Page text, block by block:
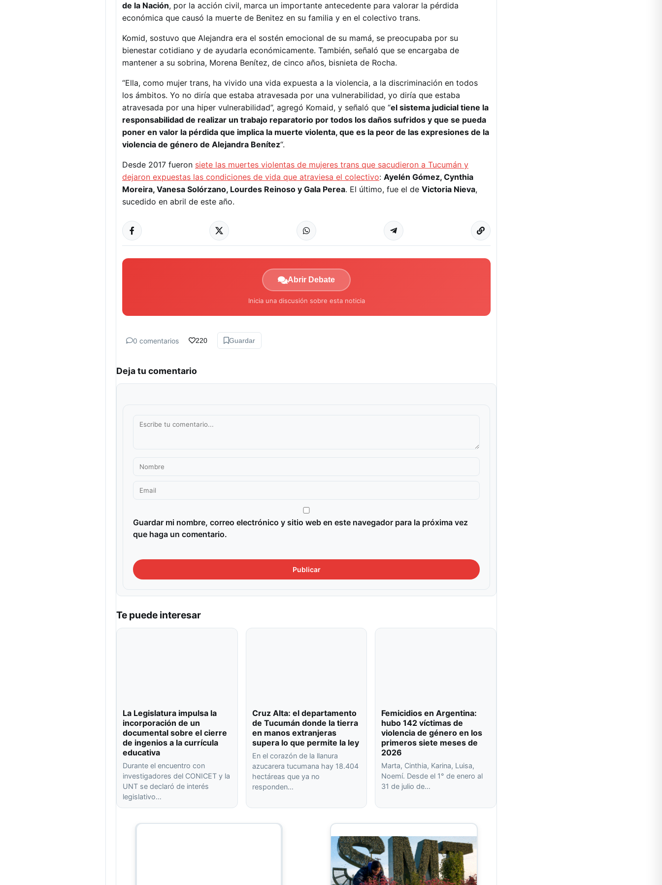
de la Nación, por la acción civil, marca un importante antecedente para valorar la pérdida
económica que causó la muerte de Benitez en su familia y en el colectivo trans.
Komid, sostuvo que Alejandra era el sostén emocional de su mamá, se preocupaba por su
bienestar cotidiano y de ayudarla económicamente. También, señaló que se encargaba de
mantener a su sobrina, Morena Benítez, de cinco años, bisnieta de Rocha.
“Ella, como mujer trans, ha vivido una vida expuesta a la violencia, a la discriminación en todos
los ámbitos. Yo no diría que estaba atravesada por una vulnerabilidad, yo diría que estaba
atravesada por una hiper vulnerabilidad”, agregó Komaid, y señaló que “el sistema judicial tiene la
responsabilidad de realizar un trabajo reparatorio por todos los daños sufridos y que se pueda
poner en valor la pérdida que implica la muerte violenta, que es la peor de las expresiones de la
violencia de género de Alejandra Benítez“.
Desde 2017 fueron siete las muertes violentas de mujeres trans que sacudieron a Tucumán y
dejaron expuestas las condiciones de vida que atraviesa el colectivo: Ayelén Gómez, Cynthia
Moreira, Vanesa Solórzano, Lourdes Reinoso y Gala Perea. El último, fue el de Victoria Nieva,
sucedido en abril de este año.
Abrir Debate
Inicia una discusión sobre esta noticia
0 comentarios 220 Guardar
Deja tu comentario
Guardar mi nombre, correo electrónico y sitio web en este navegador para la próxima vez
que haga un comentario.
Te puede interesar
La Legislatura impulsa la
incorporación de un
documental sobre el cierre
de ingenios a la currícula
educativa
Durante el encuentro con
investigadores del CONICET y la
UNT se declaró de interés
legislativo…
Cruz Alta: el departamento
de Tucumán donde la tierra
en manos extranjeras
supera lo que permite la ley
En el corazón de la llanura
azucarera tucumana hay 18.404
hectáreas que ya no
responden…
Femicidios en Argentina:
hubo 142 víctimas de
violencia de género en los
primeros siete meses de
2026
Marta, Cinthia, Karina, Luisa,
Noemí. Desde el 1° de enero al
31 de julio de…